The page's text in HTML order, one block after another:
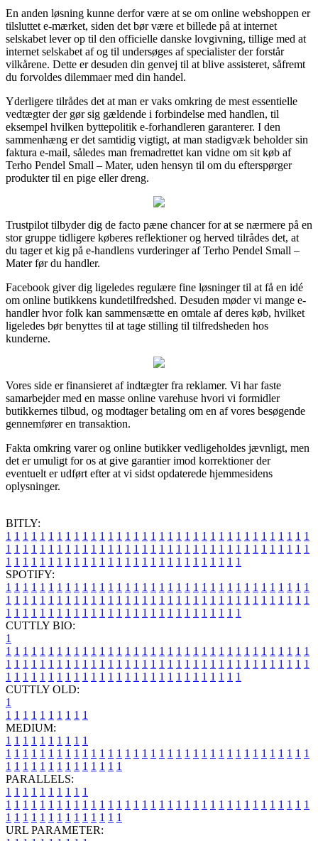
En anden løsning kunne derfor være at se om online webshoppen er
tilsluttet e-mærket, siden det bør være et billede på at internet
selskabet lever op til den officielle danske lovgivning, tillige med at
internet selskabet af og til undersøges af specialister der forstår
vilkårene. Dette er desuden din genvej til at blive assisteret, såfremt
du forvoldes dilemmaer med din handel.
Yderligere tilrådes det at man er vaks omkring de mest essentielle
vedtægter der gør sig gældende i forbindelse med handlen, til
eksempel hvilken byttepolitik e-forhandleren garanterer. I den
sammenhæng er det samtidig vigtigt, at man stadigvæk beholder sin
faktura e-mail, således man fremadrettet kan vidne om sit køb af
Terho Pendel Small – Mater, uden hensyn til om du efterspørger
produkter til en pige eller dreng.
Trustpilot tilbyder dig de facto pæne chancer for at se nærmere på en
stor gruppe tidligere køberes reflektioner og herved tilrådes det, at
du tager et kig på e-handlens vurderinger af Terho Pendel Small –
Mater før du handler.
Facebook giver dig ligeledes regulære fine løsninger til at få en idé
om online butikkens kundetilfredshed. Desuden møder vi mange e-
handler hvor folk kan sammensætte en omtale af deres køb, hvilket
ligeledes bør benyttes til at tage stilling til tilfredsheden hos
kunderne.
Vores side er finansieret af indtægter fra reklamer. Vi har faste
samarbejder med en masse online varehuse hvori vi formidler
butikkernes tilbud, og modtager betaling om en af vores besøgende
gennemfører en transaktion.
Fakta omkring varer og online butikker vedligeholdes jævnligt, men
det er umuligt for os at give garantier imod korrektioner der
eventuelt er udført efter at vi sidst opdaterede hjemmesidens
oplysninger.
BITLY:
1 1 1 1 1 1 1 1 1 1 1 1 1 1 1 1 1 1 1 1 1 1 1 1 1 1 1 1 1 1 1 1 1 1 1 1
1 1 1 1 1 1 1 1 1 1 1 1 1 1 1 1 1 1 1 1 1 1 1 1 1 1 1 1 1 1 1 1 1 1 1 1
1 1 1 1 1 1 1 1 1 1 1 1 1 1 1 1 1 1 1 1 1 1 1 1 1 1 1 1
SPOTIFY:
1 1 1 1 1 1 1 1 1 1 1 1 1 1 1 1 1 1 1 1 1 1 1 1 1 1 1 1 1 1 1 1 1 1 1 1
1 1 1 1 1 1 1 1 1 1 1 1 1 1 1 1 1 1 1 1 1 1 1 1 1 1 1 1 1 1 1 1 1 1 1 1
1 1 1 1 1 1 1 1 1 1 1 1 1 1 1 1 1 1 1 1 1 1 1 1 1 1 1 1
CUTTLY BIO:
1
1 1 1 1 1 1 1 1 1 1 1 1 1 1 1 1 1 1 1 1 1 1 1 1 1 1 1 1 1 1 1 1 1 1 1 1
1 1 1 1 1 1 1 1 1 1 1 1 1 1 1 1 1 1 1 1 1 1 1 1 1 1 1 1 1 1 1 1 1 1 1 1
1 1 1 1 1 1 1 1 1 1 1 1 1 1 1 1 1 1 1 1 1 1 1 1 1 1 1 1
CUTTLY OLD:
1
1 1 1 1 1 1 1 1 1 1
MEDIUM:
1 1 1 1 1 1 1 1 1 1
1 1 1 1 1 1 1 1 1 1 1 1 1 1 1 1 1 1 1 1 1 1 1 1 1 1 1 1 1 1 1 1 1 1 1 1
1 1 1 1 1 1 1 1 1 1 1 1 1 1
PARALLELS:
1 1 1 1 1 1 1 1 1 1
1 1 1 1 1 1 1 1 1 1 1 1 1 1 1 1 1 1 1 1 1 1 1 1 1 1 1 1 1 1 1 1 1 1 1 1
1 1 1 1 1 1 1 1 1 1 1 1 1 1
URL PARAMETER: